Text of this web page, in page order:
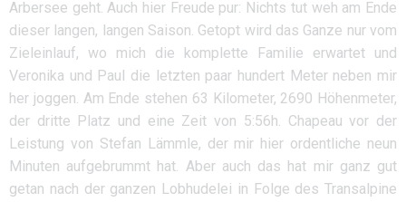
Arbersee geht. Auch hier Freude pur: Nichts tut weh am Ende
dieser langen, langen Saison. Getopt wird das Ganze nur vom
Zieleinlauf, wo mich die komplette Familie erwartet und
Veronika und Paul die letzten paar hundert Meter neben mir
her joggen. Am Ende stehen 63 Kilometer, 2690 Höhenmeter,
der dritte Platz und eine Zeit von 5:56h. Chapeau vor der
Leistung von Stefan Lämmle, der mir hier ordentliche neun
Minuten aufgebrummt hat. Aber auch das hat mir ganz gut
getan nach der ganzen Lobhudelei in Folge des Transalpine